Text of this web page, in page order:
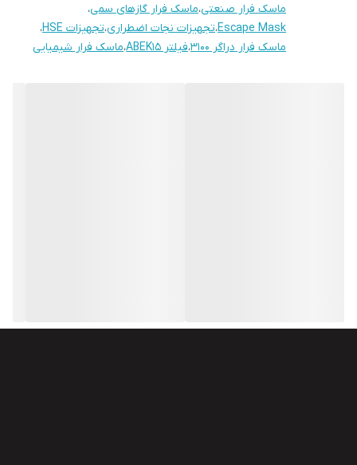
ایمن باشد. شایان به ذکر است که این محصول به مدت 15 دقیقه قابل
استفاده می باشد.
مدت زمان استفاده: 15 دقیقه
ماسک فرار صنعتی،ماسک فرار گازهای سمی،
Escape Mask،تجهیزات نجات اضطراری،تجهیزات HSE
،
ماسک فرار دراگر 3100
،فیلتر ABEK15 ،ماسک فرار شیمیایی